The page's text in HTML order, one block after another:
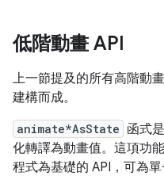
低階動畫 API
上一節提及的所有高階動
建構而成。
animate*AsState 函式
化轉譯為動畫值。這項功
程式為基礎的 API，可為單